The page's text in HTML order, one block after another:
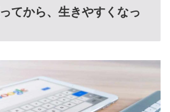
てから、生きやすくなっ